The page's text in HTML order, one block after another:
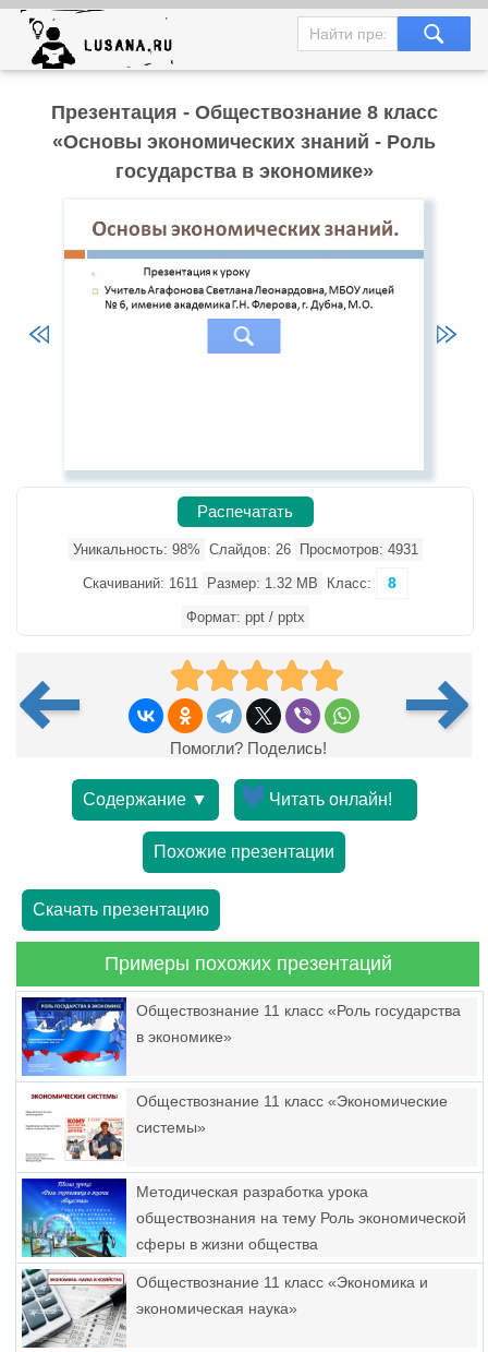
Презентация - Обществознание 8 класс
«Основы экономических знаний - Роль
государства в экономике»
Распечатать
Уникальность: 98% Слайдов: 26 Просмотров: 4931
Скачиваний: 1611 Размер: 1.32 MB Класс: 8
Формат: ppt / pptx
Помогли? Поделись!
Содержание ▼ Читать онлайн!
Похожие презентации
Скачать презентацию
Примеры похожих презентаций
Обществознание 11 класс «Роль государства
в экономике»
Обществознание 11 класс «Экономические
системы»
Методическая разработка урока
обществознания на тему Роль экономической
сферы в жизни общества
Обществознание 11 класс «Экономика и
экономическая наука»